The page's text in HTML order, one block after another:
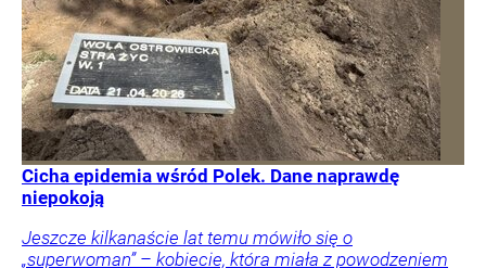
Cicha epidemia wśród Polek. Dane naprawdę
niepokoją
Jeszcze kilkanaście lat temu mówiło się o
„superwoman” – kobiecie, która miała z powodzeniem